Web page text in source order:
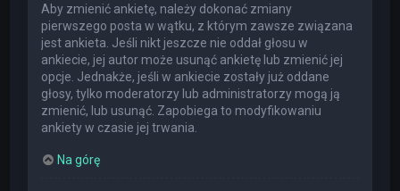
Aby zmienić ankietę, należy dokonać zmiany
pierwszego posta w wątku, z którym zawsze związana
jest ankieta. Jeśli nikt jeszcze nie oddał głosu w
ankiecie, jej autor może usunąć ankietę lub zmienić jej
opcje. Jednakże, jeśli w ankiecie zostały już oddane
głosy, tylko moderatorzy lub administratorzy mogą ją
zmienić, lub usunąć. Zapobiega to modyfikowaniu
ankiety w czasie jej trwania.
Na górę